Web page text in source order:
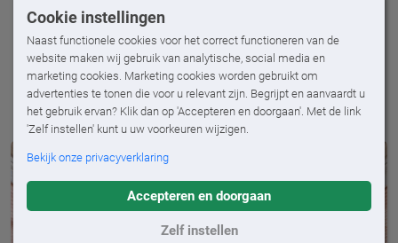
Cookie instellingen
Naast functionele cookies voor het correct functioneren van de
website maken wij gebruik van analytische, social media en
marketing cookies. Marketing cookies worden gebruikt om
advertenties te tonen die voor u relevant zijn. Begrijpt en aanvaardt u
het gebruik ervan? Klik dan op 'Accepteren en doorgaan'. Met de link
'Zelf instellen' kunt u uw voorkeuren wijzigen.
Bekijk onze privacyverklaring
Accepteren en doorgaan
Zelf instellen
Raamdecoratie is niet alleen een belangrijke sfeermaker
in huis, maar het reguleert ook zonlicht, lichtinval en
zorgt voor privacy. Kom langs voor advies op maat en
ben verzekerd van raamdecoratie die past bij jouw huis
en stijl.